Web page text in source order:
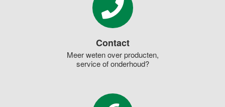
Contact
Meer weten over producten,
service of onderhoud?